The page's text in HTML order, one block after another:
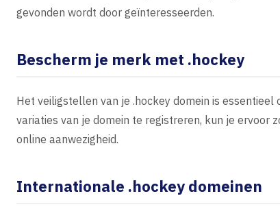
gevonden wordt door geïnteresseerden.
Bescherm je merk met .hockey
Het veiligstellen van je .hockey domein is
variaties van je domein te registreren, kun je ervoor
online aanwezigheid.
Internationale .hockey domeinen